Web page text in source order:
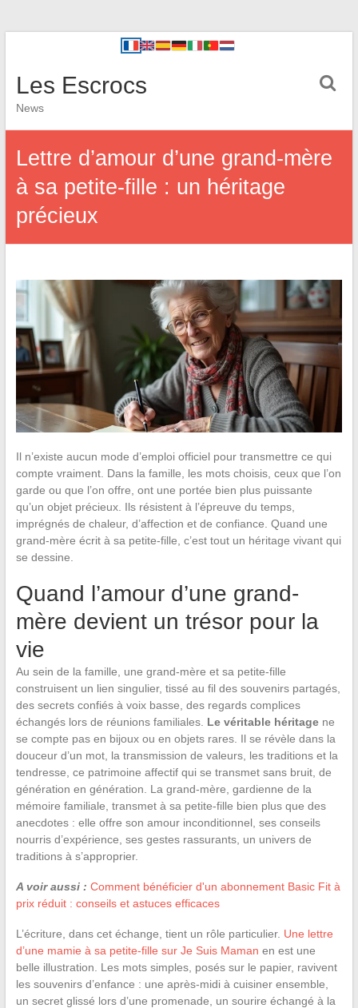
Les Escrocs
News
Lettre d’amour d’une grand-mère
à sa petite-fille : un héritage
précieux
Il n’existe aucun mode d’emploi officiel pour transmettre ce qui
compte vraiment. Dans la famille, les mots choisis, ceux que l’on
garde ou que l’on offre, ont une portée bien plus puissante
qu’un objet précieux. Ils résistent à l’épreuve du temps,
imprégnés de chaleur, d’affection et de confiance. Quand une
grand-mère écrit à sa petite-fille, c’est tout un héritage vivant qui
se dessine.
Quand l’amour d’une grand-
mère devient un trésor pour la
vie
Au sein de la famille, une grand-mère et sa petite-fille
construisent un lien singulier, tissé au fil des souvenirs partagés,
des secrets confiés à voix basse, des regards complices
échangés lors de réunions familiales. Le véritable héritagene
se compte pas en bijoux ou en objets rares. Il se révèle dans la
douceur d’un mot, la transmission de valeurs, les traditions et la
tendresse, ce patrimoine affectif qui se transmet sans bruit, de
génération en génération. La grand-mère, gardienne de la
mémoire familiale, transmet à sa petite-fille bien plus que des
anecdotes : elle offre son amour inconditionnel, ses conseils
nourris d’expérience, ses gestes rassurants, un univers de
traditions à s’approprier.
A voir aussi : Comment bénéficier d'un abonnement Basic Fit à
prix réduit : conseils et astuces efficaces
L’écriture, dans cet échange, tient un rôle particulier. Une lettre
d’une mamie à sa petite-fille sur Je Suis Maman en est une
belle illustration. Les mots simples, posés sur le papier, ravivent
les souvenirs d’enfance : une après-midi à cuisiner ensemble,
un secret glissé lors d’une promenade, un sourire échangé à la